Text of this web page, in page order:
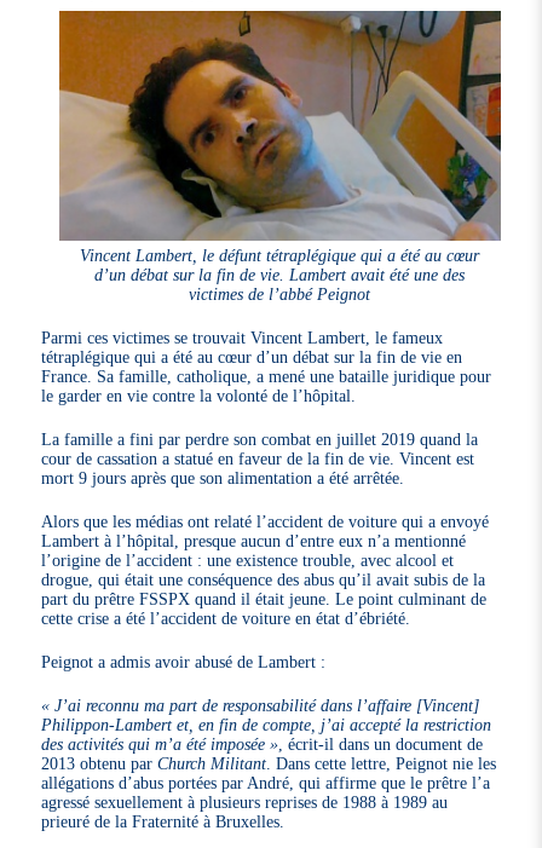
Vincent Lambert, le défunt tétraplégique qui a été au cœur
d’un débat sur la fin de vie. Lambert avait été une des
victimes de l’abbé Peignot
Parmi ces victimes se trouvait Vincent Lambert, le fameux
tétraplégique qui a été au cœur d’un débat sur la fin de vie en
France. Sa famille, catholique, a mené une bataille juridique pour
le garder en vie contre la volonté de l’hôpital.
La famille a fini par perdre son combat en juillet 2019 quand la
cour de cassation a statué en faveur de la fin de vie. Vincent est
mort 9 jours après que son alimentation a été arrêtée.
Alors que les médias ont relaté l’accident de voiture qui a envoyé
Lambert à l’hôpital, presque aucun d’entre eux n’a mentionné
l’origine de l’accident : une existence trouble, avec alcool et
drogue, qui était une conséquence des abus qu’il avait subis de la
part du prêtre FSSPX quand il était jeune. Le point culminant de
cette crise a été l’accident de voiture en état d’ébriété.
Peignot a admis avoir abusé de Lambert :
« J’ai reconnu ma part de responsabilité dans l’affaire [Vincent]
Philippon-Lambert et, en fin de compte, j’ai accepté la restriction
des activités qui m’a été imposée » , écrit-il dans un document de
2013 obtenu parChurch Militant . Dans cette lettre, Peignot nie les
allégations d’abus portées par André, qui affirme que le prêtre l’a
agressé sexuellement à plusieurs reprises de 1988 à 1989 au
prieuré de la Fraternité à Bruxelles.